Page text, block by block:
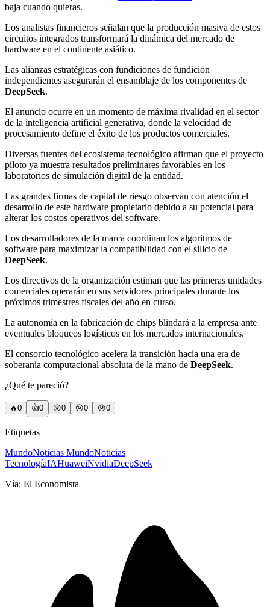
baja cuando quieras.
Los analistas financieros señalan que la producción masiva de estos
circuitos integrados transformará la dinámica del mercado de
hardware en el continente asiático.
Las alianzas estratégicas con fundiciones de fundición
independientes asegurarán el ensamblaje de los componentes de
DeepSeek.
El anuncio ocurre en un momento de máxima rivalidad en el sector
de la inteligencia artificial generativa, donde la velocidad de
procesamiento define el éxito de los productos comerciales.
Diversas fuentes del ecosistema tecnológico afirman que el proyecto
piloto ya muestra resultados preliminares favorables en los
laboratorios de simulación digital de la entidad.
Las grandes firmas de capital de riesgo observan con atención el
desarrollo de este hardware propietario debido a su potencial para
alterar los costos operativos del software.
Los desarrolladores de la marca coordinan los algoritmos de
software para maximizar la compatibilidad con el silicio de
DeepSeek.
Los directivos de la organización estiman que las primeras unidades
comerciales operarán en sus servidores principales durante los
próximos trimestres fiscales del año en curso.
La autonomía en la fabricación de chips blindará a la empresa ante
eventuales bloqueos logísticos en los mercados internacionales.
El consorcio tecnológico acelera la transición hacia una era de
soberanía computacional absoluta de la mano de DeepSeek.
¿Qué te pareció?
🔥0 👍0 😲0 😢0 😠0
Etiquetas
MundoNoticias MundoNoticias
TecnologíaIAHuaweiNvidiaDeepSeek
Vía: El Economista